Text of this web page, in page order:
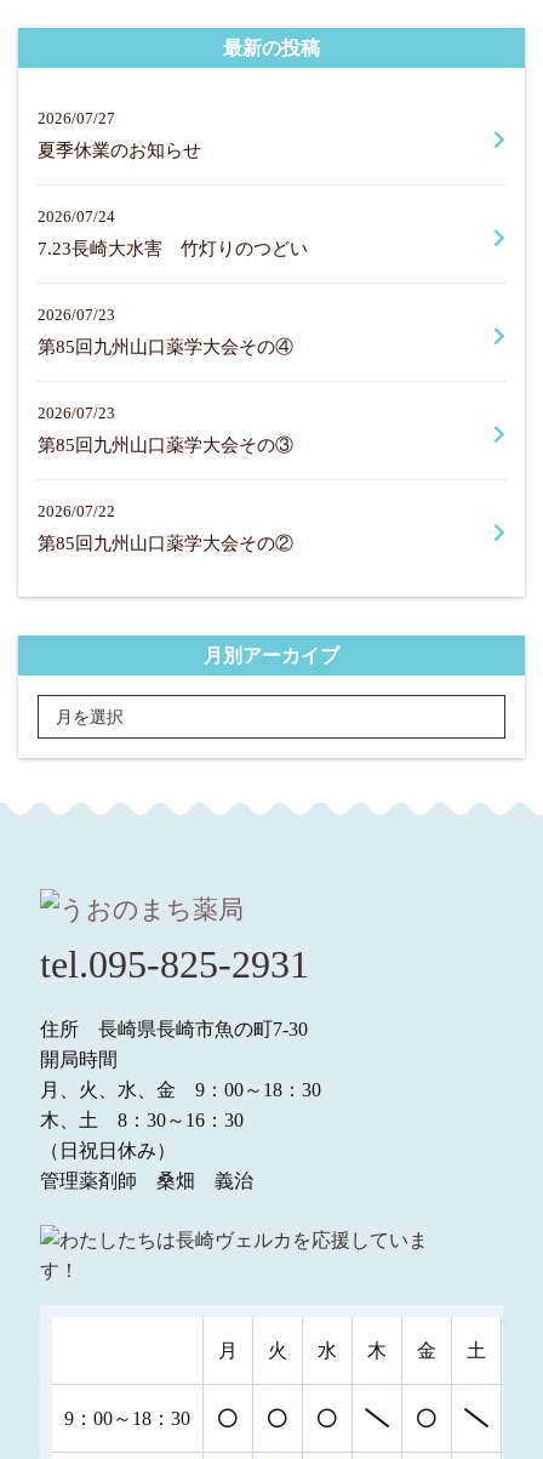
最新の投稿
2026/07/27
夏季休業のお知らせ
2026/07/24
7.23長崎大水害 竹灯りのつどい
2026/07/23
第85回九州山口薬学大会その④
2026/07/23
第85回九州山口薬学大会その③
2026/07/22
第85回九州山口薬学大会その②
月別アーカイブ
tel.095-825-2931
住所 長崎県長崎市魚の町7-30
開局時間
月、火、水、金 9：00～18：30
木、土 8：30～16：30
（日祝日休み）
管理薬剤師 桑畑 義治
月 火 水 木 金 土
9：00～18：30